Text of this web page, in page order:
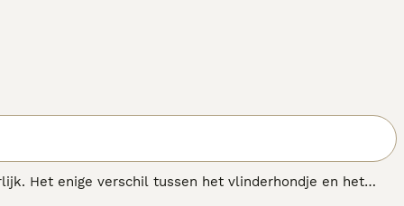
Het enige verschil tussen het vlinderhondje en het